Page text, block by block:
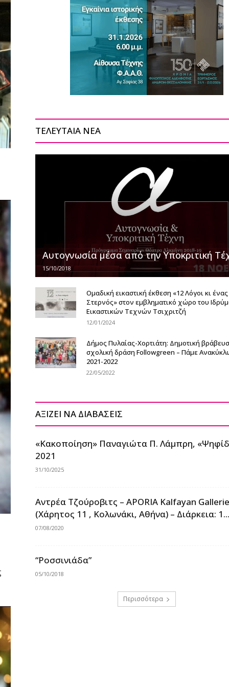
ΤΕΛΕΥΤΑΙΑ ΝΕΑ
Αυτογνωσία μέσα από την Υποκριτική
15/10/2018
Ομαδική εικαστική έκθεση «12 Λόγοι κι ένας
Στερνός» στον εμβληματικό χώρο του
Εικαστικών Τεχνών Τσιχριτζή
12/01/2024
Δήμος Πυλαίας-Χορτιάτη: Δημοτική
σχολική δράση Followgreen – Πάμε
2021-2022
22/05/2022
ΑΞΙΖΕΙ ΝΑ ΔΙΑΒΑΣΕΙΣ
«Κακοποίηση» Παναγιώτα Π. Λάμπρη,
2021
31/10/2025
Αντρέα Τζούροβιτς – APORIΑ Kalfayan
(Χάρητος 11 , Κολωνάκι, Αθήνα) – Διάρκεια:
07/08/2020
“Ροσσινιάδα”
05/10/2018
Περισσότερα